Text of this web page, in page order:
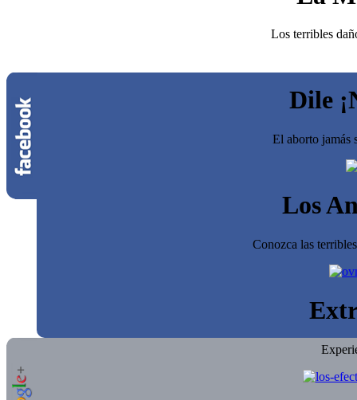
Los terribles
Dile
El aborto jamás
Los
Conozca las